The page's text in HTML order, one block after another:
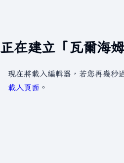
正在建立「瓦爾海
現在將載入編輯器，若您再幾秒
載入頁面 。